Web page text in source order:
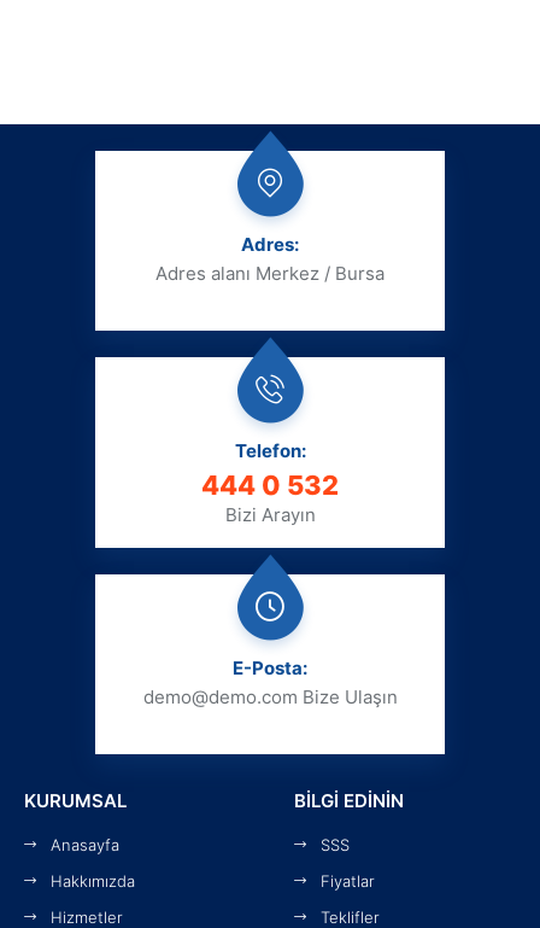
Adres:
Adres alanı Merkez / Bursa
Telefon:
444 0 532
Bizi Arayın
E-Posta:
demo@demo.com Bize Ulaşın
KURUMSAL
Anasayfa
Hakkımızda
Hizmetler
BİLGİ EDİNİN
SSS
Fiyatlar
Teklifler